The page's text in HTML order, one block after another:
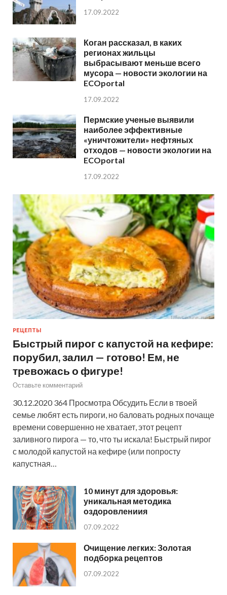
17.09.2022
Коган рассказал, в каких
регионах жильцы
выбрасывают меньше всего
мусора — новости экологии на
ECOportal
17.09.2022
Пермские ученые выявили
наиболее эффективные
«уничтожители» нефтяных
отходов — новости экологии на
ECOportal
17.09.2022
РЕЦЕПТЫ
Быстрый пирог с капустой на кефире:
порубил, залил — готово! Ем, не
тревожась о фигуре!
Оставьте комментарий
30.12.2020 364 Просмотра Обсудить Если в твоей
семье любят есть пироги, но баловать родных почаще
времени совершенно не хватает, этот рецепт
заливного пирога — то, что ты искала! Быстрый пирог
с молодой капустой на кефире (или попросту
капустная…
10 минут для здоровья:
уникальная методика
оздоровлениия
07.09.2022
Очищение легких: Золотая
подборка рецептов
07.09.2022